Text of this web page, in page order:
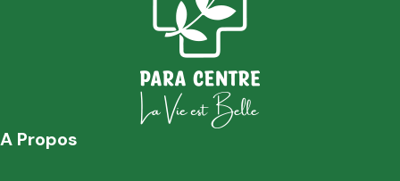
A Propos